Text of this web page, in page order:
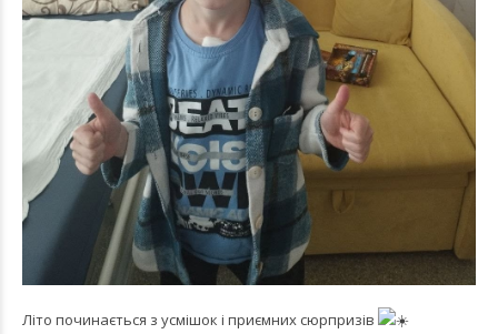
Літо починається з усмішок і приємних сюрпризів